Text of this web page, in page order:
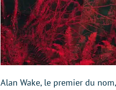
Alan Wake, le premier du